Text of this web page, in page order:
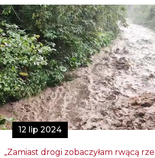
12 lip 2024
„Zamiast drogi zobaczyłam rwącą